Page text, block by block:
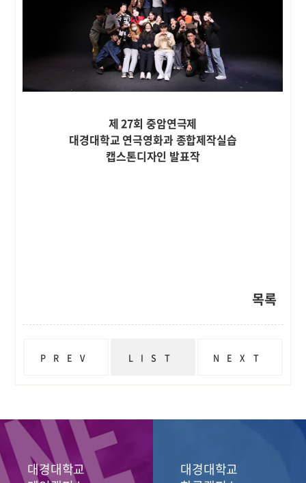
제 27회 중암연극제
대경대학교 연극영화과 종합제작실습
캡스톤디자인 발표작
목록
PREV LIST NEXT
대경대학교
대경대학교